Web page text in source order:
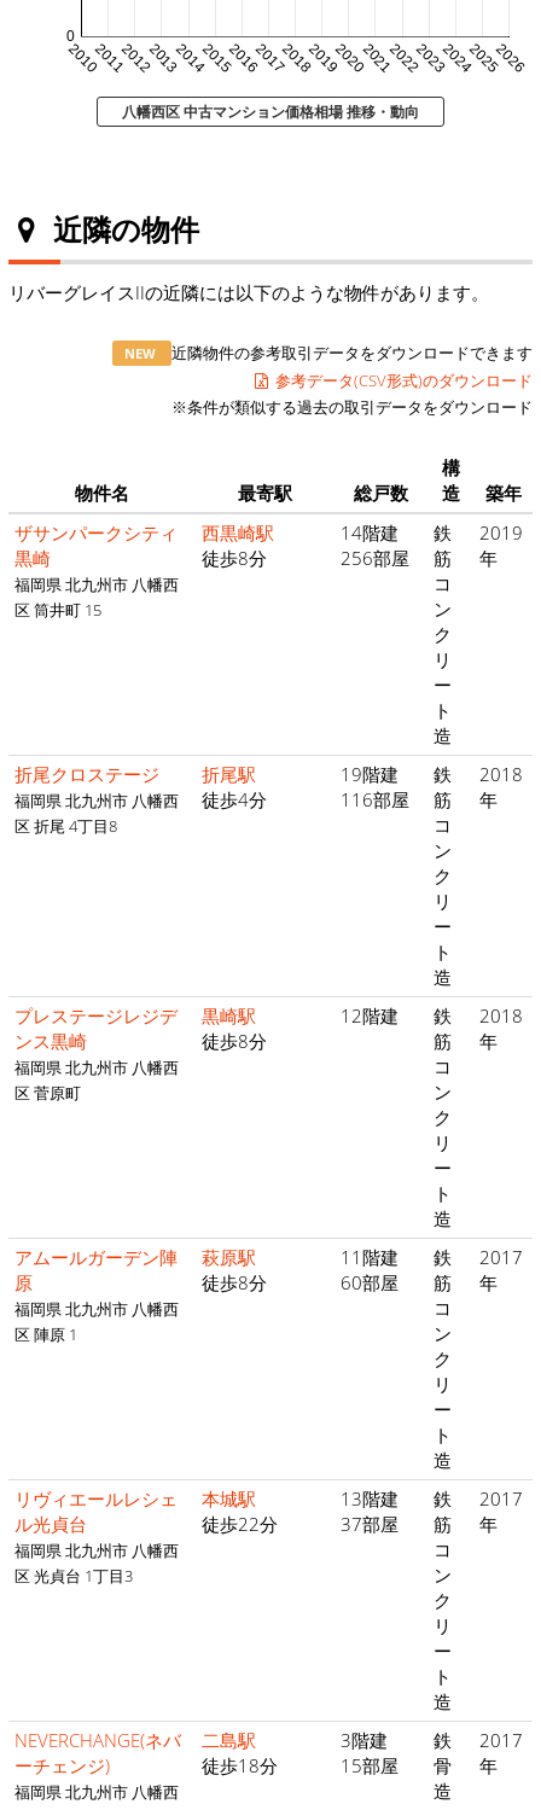
20102011201220132014201520162017201820192020202120222023202420252026
0
八幡西区 中古マンション価格相場 推移・動向
近隣の物件
リバーグレイスIIの近隣には以下のような物件があります。
NEW
近隣物件の参考取引データをダウンロードできます
参考データ(CSV形式)のダウンロード
※条件が類似する過去の取引データをダウンロード
物件名 最寄駅 総戸数
構
造
築年
ザサンパークシティ
黒崎
福岡県 北九州市 八幡西
区 筒井町 15
西黒崎駅
徒歩8分
14階建
256部屋
鉄
筋
コ
ン
ク
リ
ー
ト
造
2019
年
折尾クロステージ
福岡県 北九州市 八幡西
区 折尾 4丁目8
折尾駅
徒歩4分
19階建
116部屋
鉄
筋
コ
ン
ク
リ
ー
ト
造
2018
年
プレステージレジデ
ンス黒崎
福岡県 北九州市 八幡西
区 菅原町
黒崎駅
徒歩8分
12階建
鉄
筋
コ
ン
ク
リ
ー
ト
造
2018
年
アムールガーデン陣
原
福岡県 北九州市 八幡西
区 陣原 1
萩原駅
徒歩8分
11階建
60部屋
鉄
筋
コ
ン
ク
リ
ー
ト
造
2017
年
リヴィエールレシェ
ル光貞台
福岡県 北九州市 八幡西
区 光貞台 1丁目3
本城駅
徒歩22分
13階建
37部屋
鉄
筋
コ
ン
ク
リ
ー
ト
造
2017
年
NEVERCHANGE(ネバ
ーチェンジ)
福岡県 北九州市 八幡西
二島駅
徒歩18分
3階建
15部屋
鉄
骨
造
2017
年